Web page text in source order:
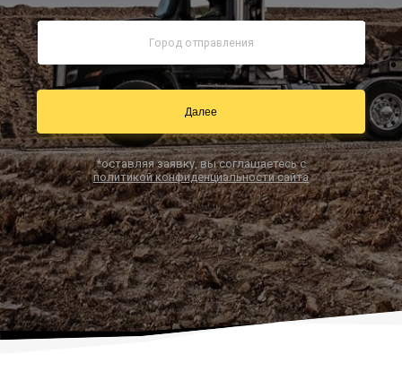
8 (800) 505-40-85
Звонок по России бесплатный
sale@simtruck-negabarit.ru
Заказать звонок
Далее
*оставляя заявку, вы соглашаетесь с
политикой конфиденциальности сайта